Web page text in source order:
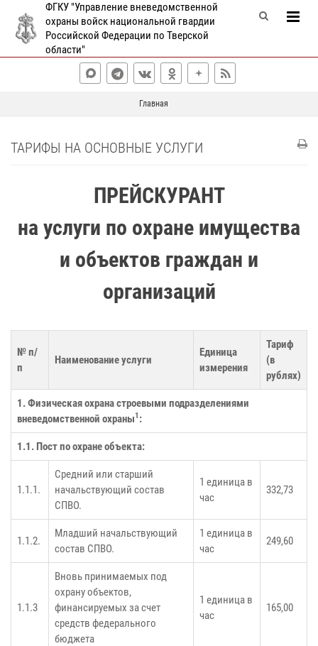
ФГКУ "Управление вневедомственной
охраны войск национальной гвардии
Российской Федерации по Тверской
области"
Главная
ТАРИФЫ НА ОСНОВНЫЕ УСЛУГИ
ПРЕЙСКУРАНТ
на услуги по охране имущества
и объектов граждан и
организаций
№ п/
п
Наименование услуги
Единица
измерения
Тариф
(в
рублях)
1. Физическая охрана строевыми подразделениями
вневедомственной охраны1 :
1.1. Пост по охране объекта:
1.1.1.
Средний или старший
начальствующий состав
СПВО.
1 единица в
час
332,73
1.1.2.
Младший начальствующий
состав СПВО.
1 единица в
час
249,60
1.1.3
Вновь принимаемых под
охрану объектов,
финансируемых за счет
средств федерального
бюджета
1 единица в
час
165,00